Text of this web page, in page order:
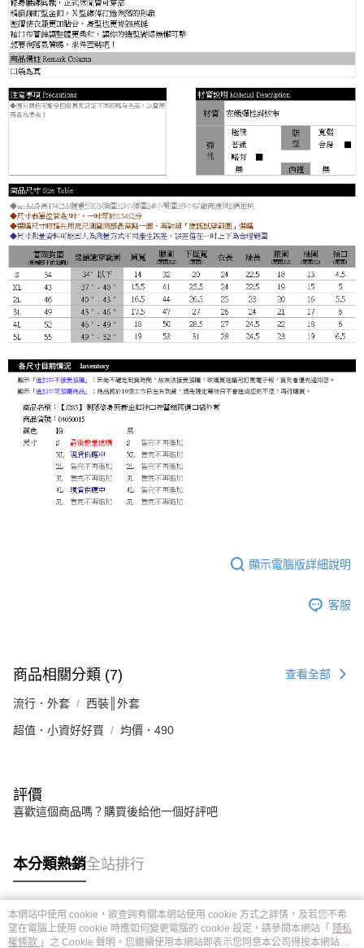
顯示電腦版詳細說明
客服
商品相關分類 (7) 查看全部
流行．外套 西裝║外套
超值．小資好好買 均價．490
評價
喜歡這個商品嗎？購買後給他一個好評吧
本分類熱銷全站排行
熱門標籤
本網站中使用 cookie，欲查詢有關本網站使用 cookie 方式之詳情，及若您不希
望在電腦上使用 cookie 時應如何變更電腦的 cookie 設定，請參閱本網站「 隱私
權條款 」之 Cookie 聲明。您繼續使用本網站即表示您同意本公司得按本網站使